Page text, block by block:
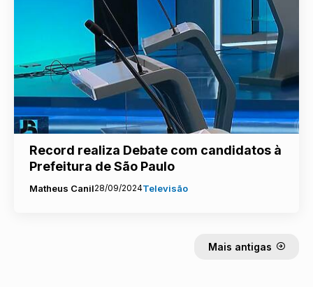
Record realiza Debate com candidatos à
Prefeitura de São Paulo
Matheus Canil28/09/2024Televisão
Mais antigas